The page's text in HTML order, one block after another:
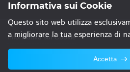
Informativa sui Cookie
© 2021 TIM San Marino S.p.A.
Informativa sui Cookie
Questo sito web utilizza
a migliorare la tua esperienza di
Accetta